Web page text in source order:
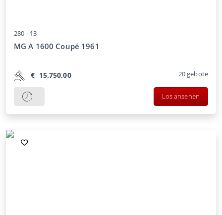
280 - 13
MG A 1600 Coupé 1961
€ 15.750,00 20gebote
Los ansehen